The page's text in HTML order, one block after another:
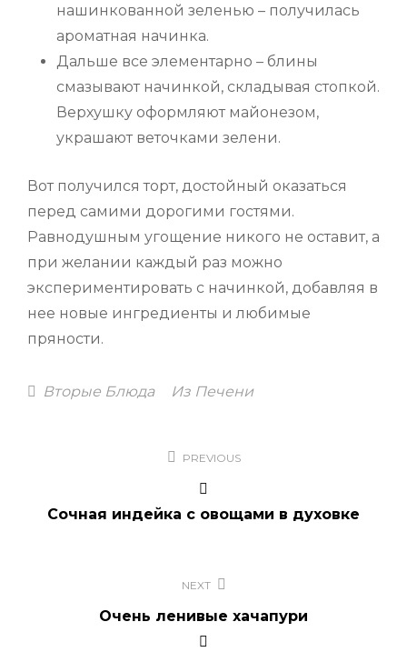
нашинкованной зеленью – получилась
ароматная начинка.
Дальше все элементарно – блины
смазывают начинкой, складывая стопкой.
Верхушку оформляют майонезом,
украшают веточками зелени.
Вот получился торт, достойный оказаться
перед самими дорогими гостями.
Равнодушным угощение никого не оставит, а
при желании каждый раз можно
экспериментировать с начинкой, добавляя в
нее новые ингредиенты и любимые
пряности.
Categories
Вторые Блюда Из Печени
Навигация
записям
PREVIOUS
Сочная индейка с овощами в духовке
NEXT
Очень ленивые хачапури